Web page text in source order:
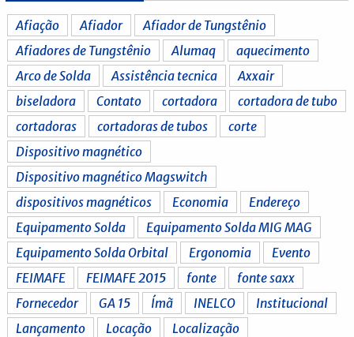
Afiação Afiador
Afiador de Tungstênio
Afiadores de Tungstênio
Alumaq
aquecimento
Arco de Solda
Assistência tecnica
Axxair
biseladora
Contato cortadora
cortadora de tubo
cortadoras
cortadoras de tubos
corte
Dispositivo magnético
Dispositivo magnético Magswitch
dispositivos magnéticos
Economia
Endereço
Equipamento Solda
Equipamento Solda MIG MAG
Equipamento Solda Orbital
Ergonomia
Evento
FEIMAFE
FEIMAFE 2015 fonte
fonte saxx
Fornecedor
GA 15 Ímã INELCO
Institucional
Lançamento
Locação
Localização